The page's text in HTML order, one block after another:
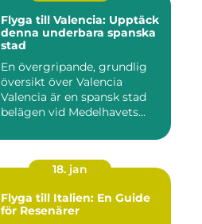
Flyga till Valencia: Upptäck
denna underbara spanska
stad
En övergripande, grundlig
översikt över Valencia
Valencia är en spansk stad
belägen vid Medelhavets...
18. jan
Flyga till Italien: En Guide
för Resenärer